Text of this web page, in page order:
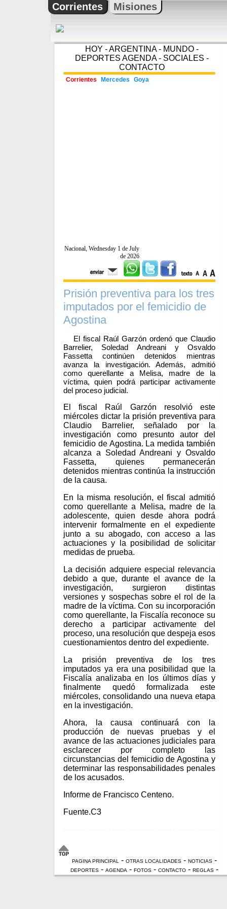
Corrientes Misiones
HOY -ARGENTINA- MUNDO -
DEPORTES AGENDA- SOCIALES -
CONTACTO
Corrientes Mercedes Goya
Nacional, Wednesday 1 de July
de 2026
Prisión preventiva para los tres
imputados por el femicidio de
Agostina
El fiscal Raúl Garzón ordenó que Claudio
Barrelier, Soledad Andreani y Osvaldo
Fassetta continúen detenidos mientras
avanza la investigación. Además, admitió
como querellante a Melisa, madre de la
víctima, quien podrá participar activamente
del proceso judicial.
El fiscal Raúl Garzón resolvió este
miércoles dictar la prisión preventiva para
Claudio Barrelier, señalado por la
investigación como presunto autor del
femicidio de Agostina. La medida también
alcanza a Soledad Andreani y Osvaldo
Fassetta, quienes permanecerán
detenidos mientras continúa la instrucción
de la causa.
En la misma resolución, el fiscal admitió
como querellante a Melisa, madre de la
adolescente, quien desde ahora podrá
intervenir formalmente en el expediente
junto a su abogado, con acceso a las
actuaciones y la posibilidad de solicitar
medidas de prueba.
La decisión adquiere especial relevancia
debido a que, durante el avance de la
investigación, surgieron distintas
versiones y sospechas sobre el rol de la
madre de la víctima. Con su incorporación
como querellante, la Fiscalía reconoce su
derecho a participar activamente del
proceso, una resolución que despeja esos
cuestionamientos dentro del expediente.
La prisión preventiva de los tres
imputados ya era una posibilidad que la
Fiscalía analizaba en los últimos días y
finalmente quedó formalizada este
miércoles, consolidando una nueva etapa
en la investigación.
Ahora, la causa continuará con la
producción de nuevas pruebas y el
avance de las actuaciones judiciales para
esclarecer por completo las
circunstancias del femicidio de Agostina y
determinar las responsabilidades penales
de los acusados.
Informe de Francisco Centeno.
Fuente.C3
PAGINA PRINCIPAL - OTRAS LOCALIDADES - NOTICIAS -
DEPORTES - AGENDA - FOTOS - CONTACTO - REGLAS -